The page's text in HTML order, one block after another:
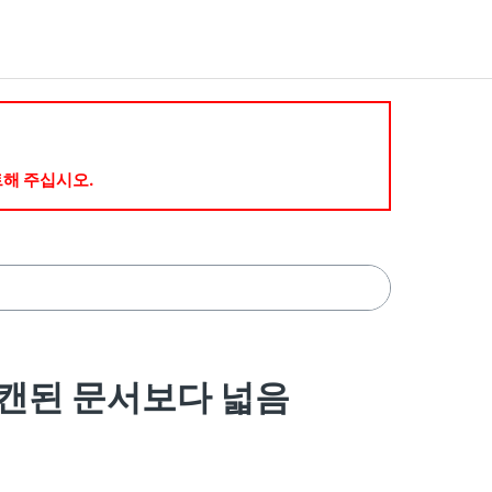
주십시오.
문서보다 넓음